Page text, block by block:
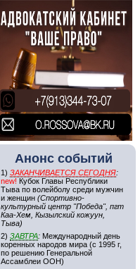
Анонс событий
1) ЗАКАНЧИВАЕТСЯ СЕГОДНЯ:
new! Кубок Главы Республики
Тыва по волейболу среди мужчин
и женщин (Спортивно-
культурный центр "Победа", пгт
Каа-Хем, Кызылский кожуун,
Тыва)
2) ЗАВТРА: Международный день
коренных народов мира (с 1995 г,
по решению Генеральной
Ассамблеи ООН)